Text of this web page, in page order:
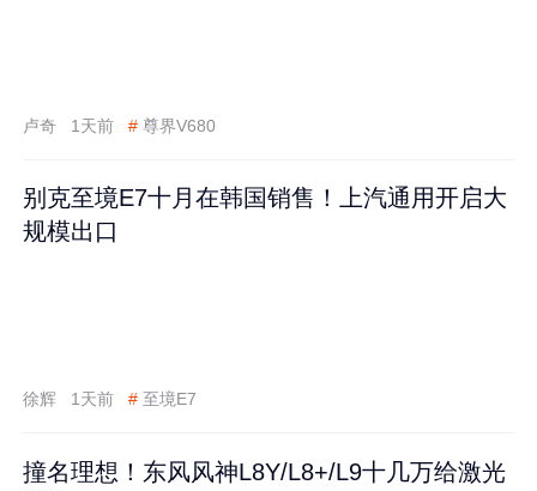
卢奇 1天前 # 尊界V680
别克至境E7十月在韩国销售！上汽通用开启大
规模出口
徐辉 1天前 # 至境E7
撞名理想！东风风神L8Y/L8+/L9十几万给激光